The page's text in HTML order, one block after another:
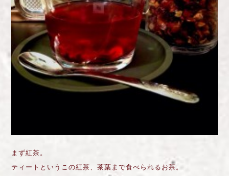
まず紅茶。
ティートというこの紅茶、茶葉まで食べられるお茶。